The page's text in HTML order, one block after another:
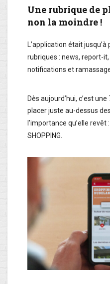
Une rubrique de
non la moindre !
L’application était
rubriques : news, report-it,
notifications et
Dès aujourd’hui, c’est une
placer juste au-dessus
l’importance qu’elle
SHOPPING.